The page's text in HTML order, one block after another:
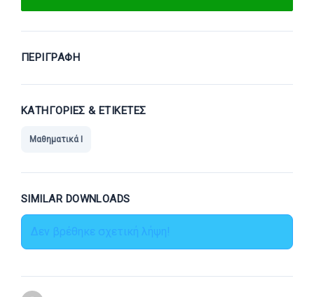
ΠΕΡΙΓΡΑΦΉ
ΚΑΤΗΓΟΡΊΕΣ & ΕΤΙΚΈΤΕΣ
Μαθηματικά Ι
SIMILAR DOWNLOADS
Δεν βρέθηκε σχετική λήψη!